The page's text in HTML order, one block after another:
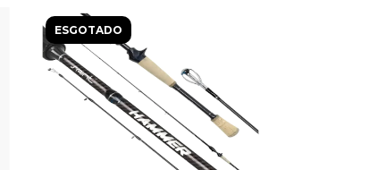
ESGOTADO